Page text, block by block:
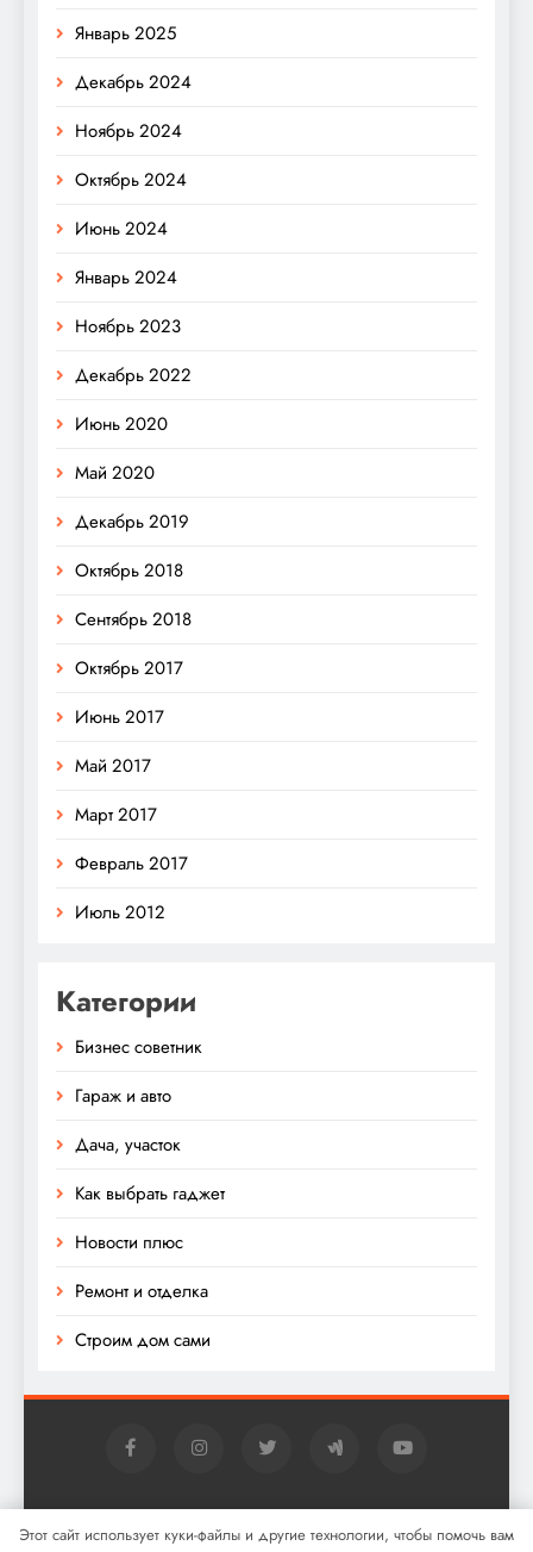
Январь 2025
Декабрь 2024
Ноябрь 2024
Октябрь 2024
Июнь 2024
Январь 2024
Ноябрь 2023
Декабрь 2022
Июнь 2020
Май 2020
Декабрь 2019
Октябрь 2018
Сентябрь 2018
Октябрь 2017
Июнь 2017
Май 2017
Март 2017
Февраль 2017
Июль 2012
Категории
Бизнес советник
Гараж и авто
Дача, участок
Как выбрать гаджет
Новости плюс
Ремонт и отделка
Строим дом сами
Digital Newspaper - многофункциональная тема
Этот сайт использует куки-файлы и другие технологии, чтобы помочь вам